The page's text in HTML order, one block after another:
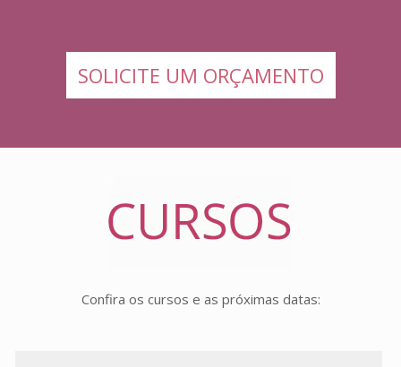
SOLICITE UM ORÇAMENTO
Confira os cursos e as próximas datas: